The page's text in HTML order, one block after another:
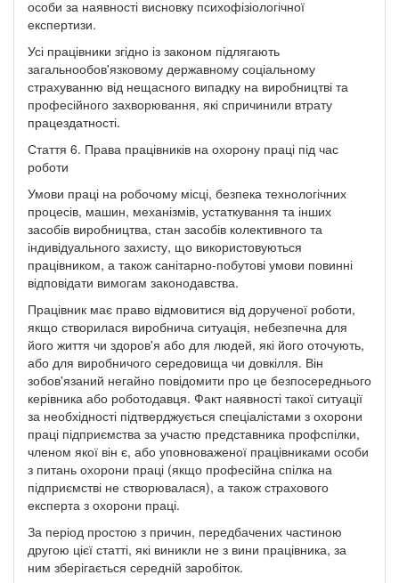
особи за наявності висновку психофізіологічної
експертизи.
Усі працівники згідно із законом підлягають
загальнообов'язковому державному соціальному
страхуванню від нещасного випадку на виробництві та
професійного захворювання, які спричинили втрату
працездатності.
Стаття 6. Права працівників на охорону праці під час
роботи
Умови праці на робочому місці, безпека технологічних
процесів, машин, механізмів, устаткування та інших
засобів виробництва, стан засобів колективного та
індивідуального захисту, що використовуються
працівником, а також санітарно-побутові умови повинні
відповідати вимогам законодавства.
Працівник має право відмовитися від дорученої роботи,
якщо створилася виробнича ситуація, небезпечна для
його життя чи здоров'я або для людей, які його оточують,
або для виробничого середовища чи довкілля. Він
зобов'язаний негайно повідомити про це безпосереднього
керівника або роботодавця. Факт наявності такої ситуації
за необхідності підтверджується спеціалістами з охорони
праці підприємства за участю представника профспілки,
членом якої він є, або уповноваженої працівниками особи
з питань охорони праці (якщо професійна спілка на
підприємстві не створювалася), а також страхового
експерта з охорони праці.
За період простою з причин, передбачених частиною
другою цієї статті, які виникли не з вини працівника, за
ним зберігається середній заробіток.